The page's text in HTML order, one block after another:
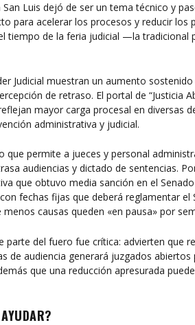
San Luis dejó de ser un tema técnico y
para acelerar los procesos y reducir los
tiempo de la feria judicial —la tradicional
Judicial muestran un aumento
de retraso. El portal de “Justicia
mayor carga procesal en diversas
administrativa y judicial.
permite a jueces y personal
audiencias y dictado de sentencias.
que obtuvo media sanción en el
fechas fijas que deberá reglamentar el
causas queden «en pausa» por
del fuero fue crítica: advierten que
de audiencia generará juzgados
que una reducción apresurada